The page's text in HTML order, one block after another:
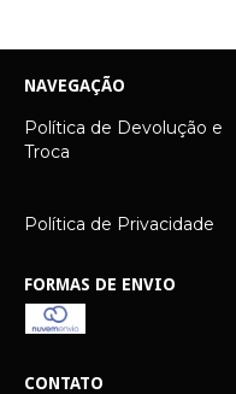
NAVEGAÇÃO
Política de Devolução e
Troca
Política de Privacidade
FORMAS DE ENVIO
CONTATO